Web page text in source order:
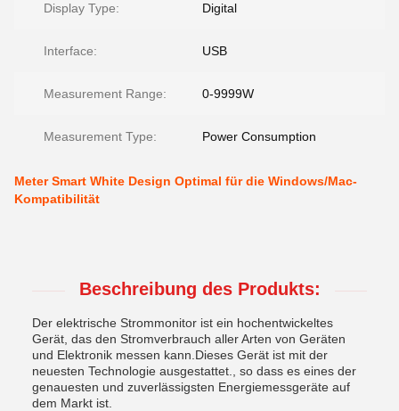
Display Type: Digital
Interface: USB
Measurement Range: 0-9999W
Measurement Type: Power Consumption
Meter Smart White Design Optimal für die Windows/Mac-
Kompatibilität
Beschreibung des Produkts:
Der elektrische Strommonitor ist ein hochentwickeltes
Gerät, das den Stromverbrauch aller Arten von Geräten
und Elektronik messen kann.Dieses Gerät ist mit der
neuesten Technologie ausgestattet., so dass es eines der
genauesten und zuverlässigsten Energiemessgeräte auf
dem Markt ist.